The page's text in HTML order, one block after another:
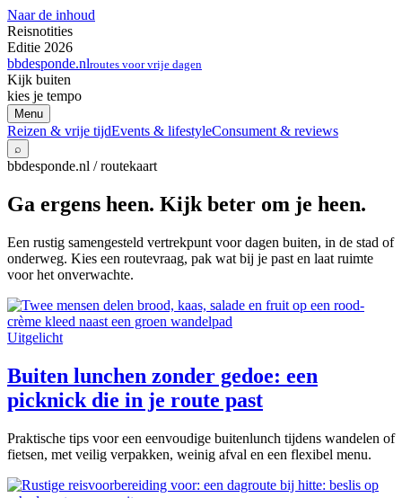
Naar de inhoud
Reisnotities
Editie 2026
bbdesponde.nlroutes voor vrije dagen
Kijk buiten
kies je tempo
Menu
Reizen & vrije tijdEvents & lifestyleConsument & reviews
⌕
bbdesponde.nl / routekaart
Ga ergens heen. Kijk beter om je heen.
Een rustig samengesteld vertrekpunt voor dagen buiten, in de stad of
onderweg. Kies een routevraag, pak wat bij je past en laat ruimte
voor het onverwachte.
Uitgelicht
Buiten lunchen zonder gedoe: een
picknick die in je route past
Praktische tips voor een eenvoudige buitenlunch tijdens wandelen of
fietsen, met veilig verpakken, weinig afval en een flexibel menu.